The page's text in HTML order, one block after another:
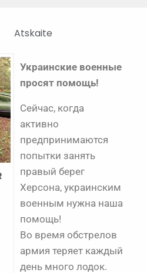
Atskaite
Украинские военные
просят помощь!
Сейчас, когда
активно
предпринимаются
попытки занять
правый берег
Херсона, украинским
военным нужна наша
помощь!
Во время обстрелов
армия теряет каждый
день много лодок.